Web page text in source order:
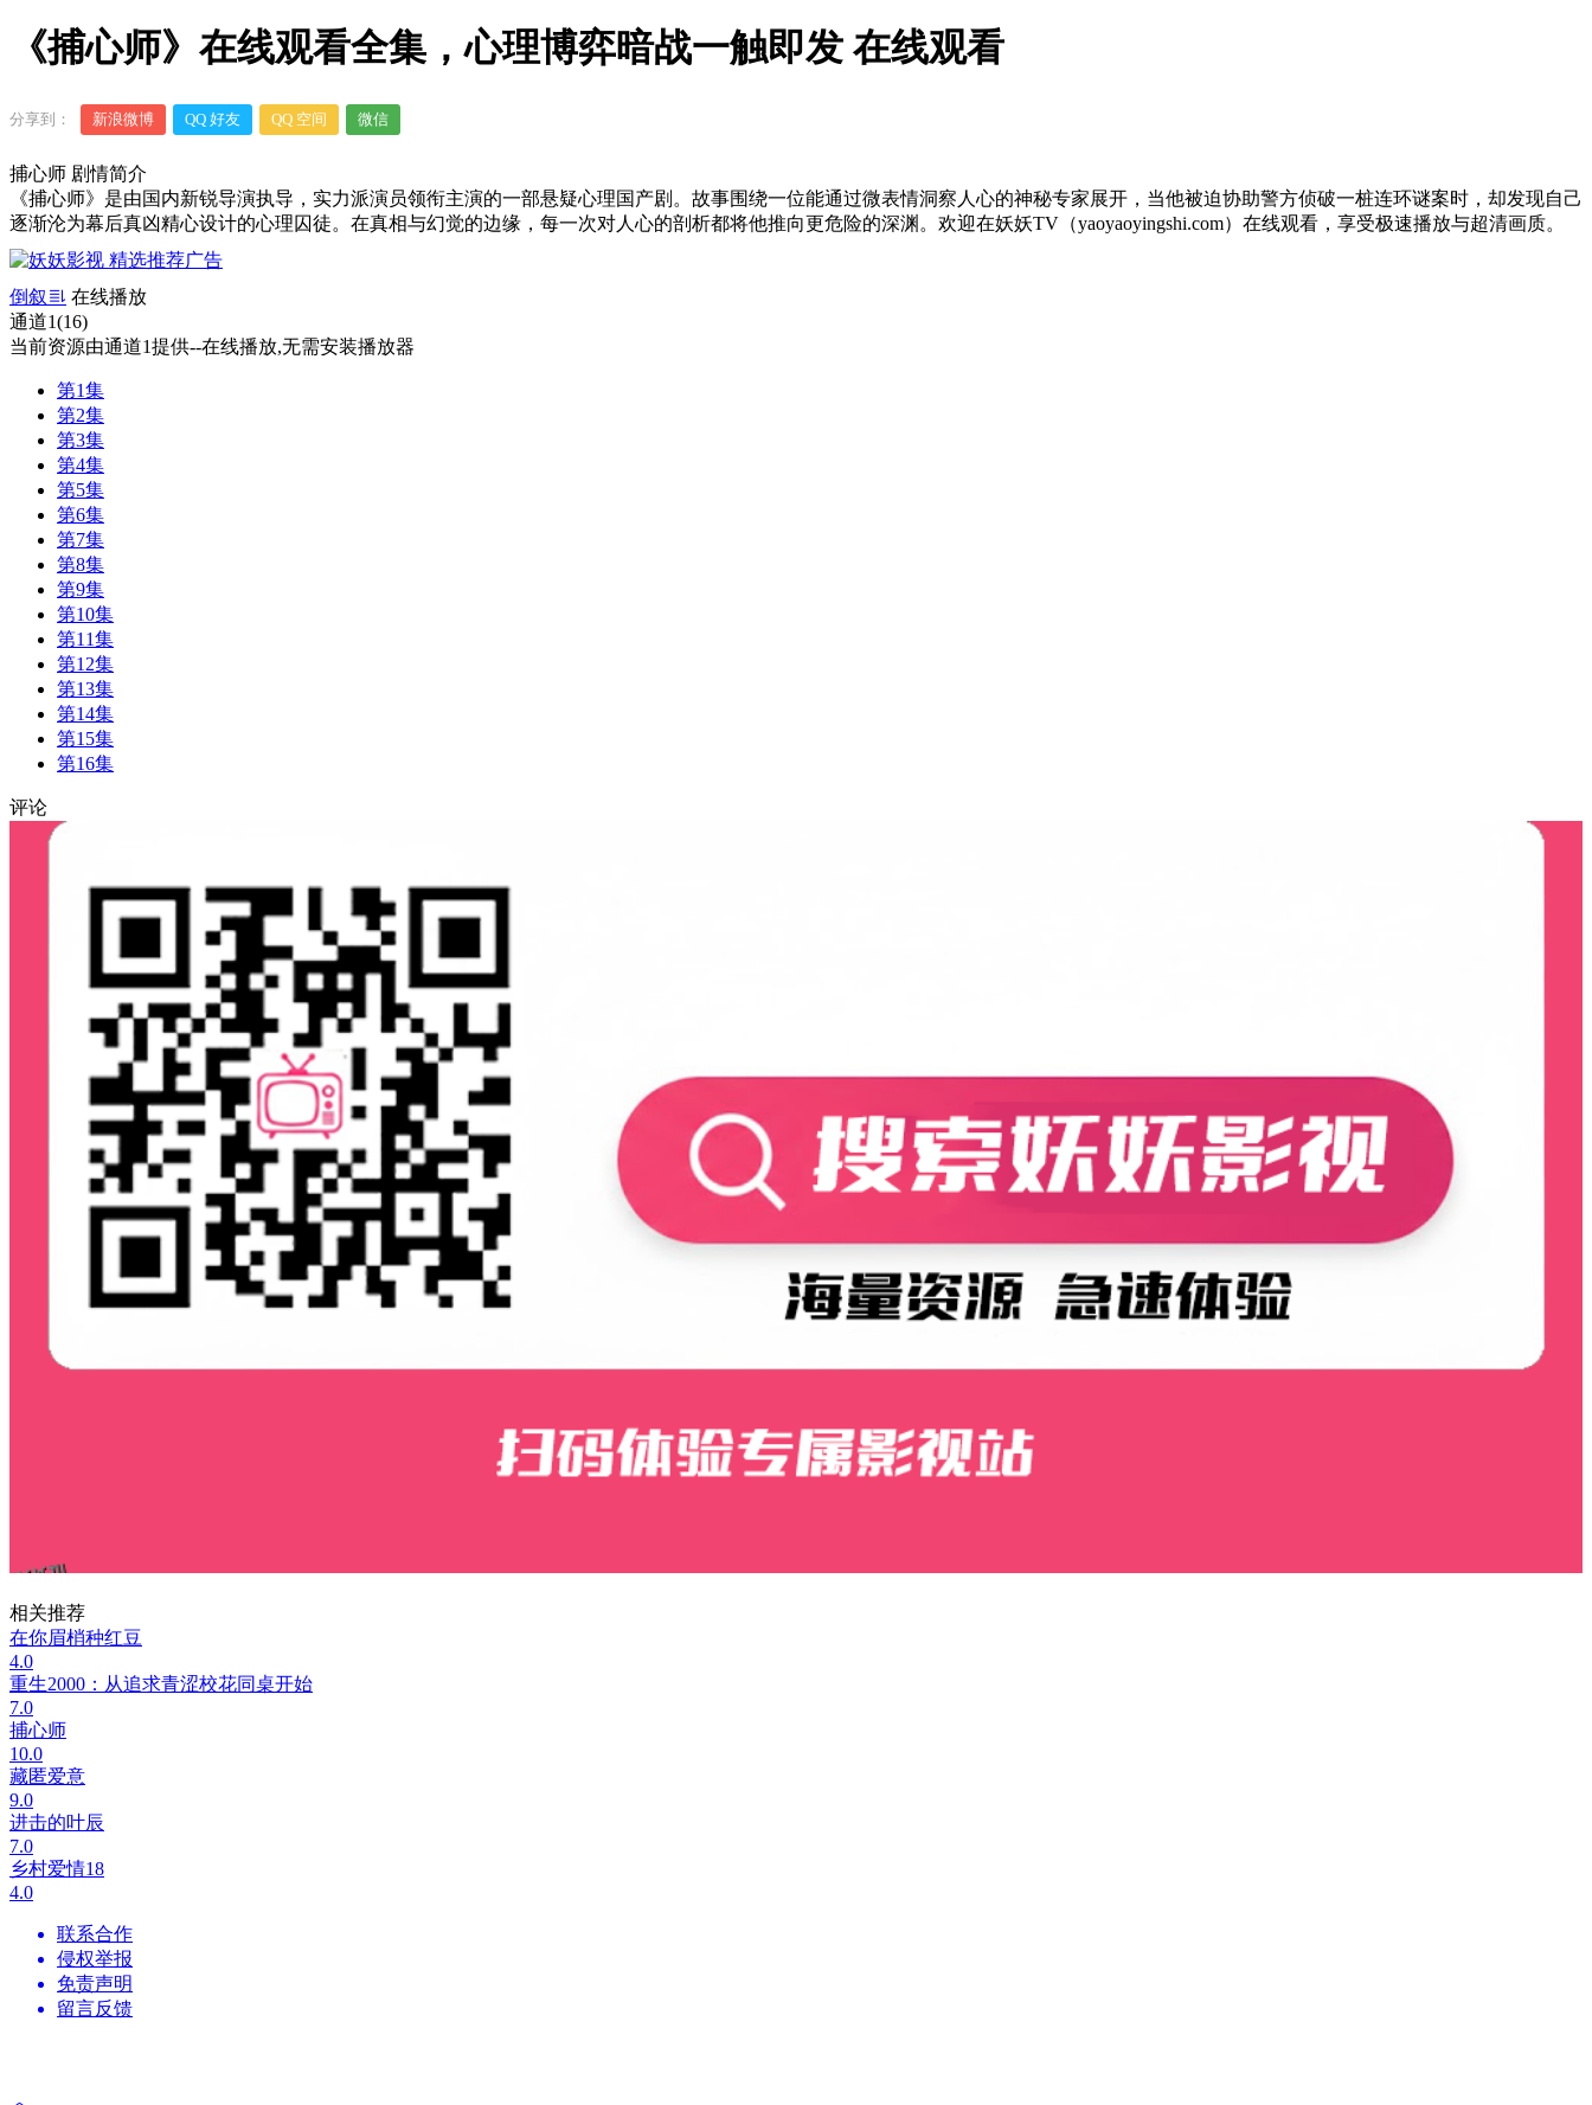
《捕心师》在线观看全集，心理博弈暗战一触即发 在线观看
分享到： 新浪微博 QQ 好友 QQ 空间 微信
00:00 0:00
捕心师 剧情简介
《捕心师》是由国内新锐导演执导，实力派演员领衔主演的一部悬疑心理国产剧。故事围绕一位能通过微表情洞察人心的神秘专家展开，当他被迫协助警方侦破一桩连环谜案时，却发现自己
逐渐沦为幕后真凶精心设计的心理囚徒。在真相与幻觉的边缘，每一次对人心的剖析都将他推向更危险的深渊。欢迎在妖妖TV（yaoyaoyingshi.com）在线观看，享受极速播放与超清画质。
倒叙
在线播放
通道1(16)
当前资源由通道1提供--在线播放,无需安装播放器
第1集
第2集
第3集
第4集
第5集
第6集
第7集
第8集
第9集
第10集
第11集
第12集
第13集
第14集
第15集
第16集
评论
相关推荐
在你眉梢种红豆
4.0
重生2000：从追求青涩校花同桌开始
7.0
捕心师
10.0
藏匿爱意
9.0
进击的叶辰
7.0
乡村爱情18
4.0
联系合作
侵权举报
免责声明
留言反馈